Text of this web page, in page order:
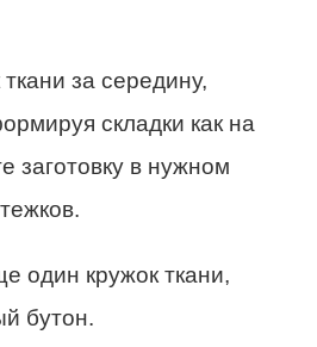
за середину,
складки как на
заготовку в нужном
один кружок ткани,
бутон.